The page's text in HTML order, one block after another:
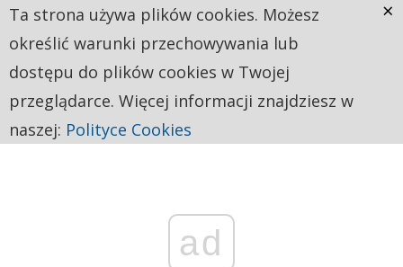
ad
Ta strona używa plików cookies. Możesz
określić warunki przechowywania lub
dostępu do plików cookies w Twojej
przeglądarce. Więcej informacji znajdziesz w
naszej: Polityce Cookies
×